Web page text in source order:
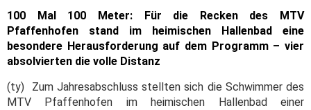
100 Mal 100 Meter:
Für die Recken des MTV
Pfaffenhofen stand im heimischen Hallenbad eine
besondere Herausforderung auf dem Programm – vier
absolvierten die volle Distanz
(ty) Zum Jahresabschluss stellten sich die Schwimmer des
MTV Pfaffenhofen im heimischen Hallenbad einer